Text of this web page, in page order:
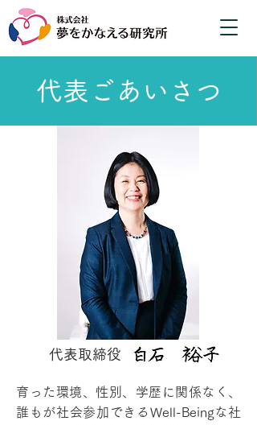
代表ごあいさつ
代表取締役
育った環境、性別、学歴に関係なく、
誰もが社会参加できるWell-Beingな社